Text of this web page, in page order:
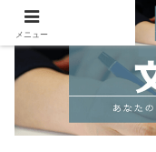
メニュー